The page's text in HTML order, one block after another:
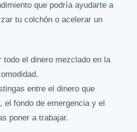
que podría ayudarte a
tu colchón o acelerar un
todo el dinero mezclado en la
entre el dinero que
el fondo de emergencia y el
poner a trabajar.